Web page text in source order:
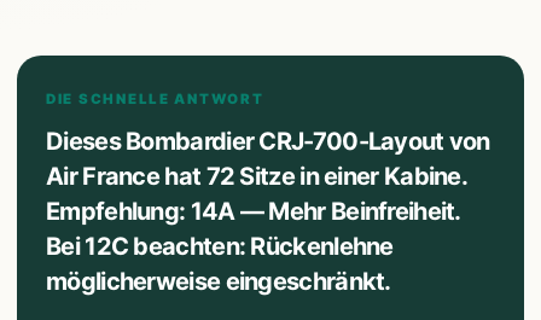
DIE SCHNELLE ANTWORT
Dieses Bombardier CRJ-700-Layout von
Air France hat 72 Sitze in einer Kabine.
Empfehlung: 14A — Mehr Beinfreiheit.
Bei 12C beachten: Rückenlehne
möglicherweise eingeschränkt.